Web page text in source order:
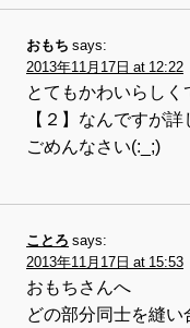
おもち says:
2013年11月17日 at 12:22
とてもかわいらしく
【２】なんですが
ごめんなさい(:_;)
ことろ says:
2013年11月17日 at 15:53
おもちさんへ
どの部分同士を縫い